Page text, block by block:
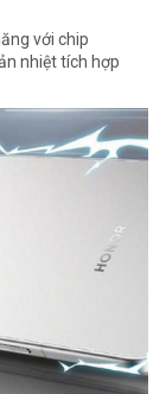
với chip
nhiệt tích hợp